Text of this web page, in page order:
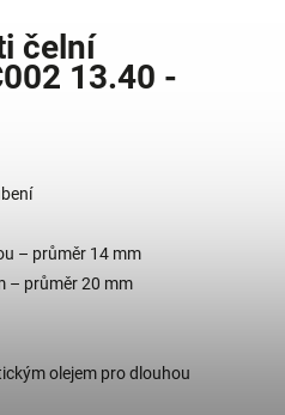
čelní
13.40 -
– průměr 14 mm
– průměr 20 mm
olejem pro dlouhou